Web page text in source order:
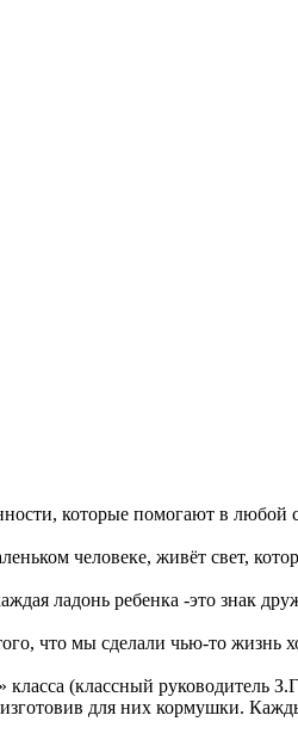
которые помогают в любой
человеке, живёт свет,
ладонь ребенка -это знак
что мы сделали чью-то жизнь
(классный руководитель
для них кормушки.